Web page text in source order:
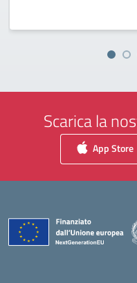
Scarica la
App Store